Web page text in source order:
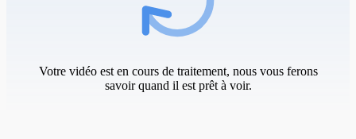
Votre vidéo est en cours de traitement, nous vous ferons
savoir quand il est prêt à voir.